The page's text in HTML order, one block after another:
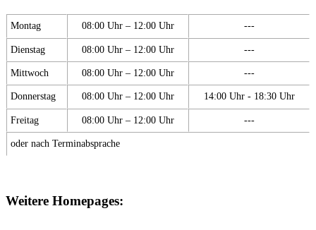
Montag 08:00 Uhr – 12:00 Uhr ---
Dienstag 08:00 Uhr – 12:00 Uhr ---
Mittwoch 08:00 Uhr – 12:00 Uhr ---
Donnerstag 08:00 Uhr – 12:00 Uhr 14:00 Uhr - 18:30 Uhr
Freitag 08:00 Uhr – 12:00 Uhr ---
oder nach Terminabsprache
Weitere Homepages: